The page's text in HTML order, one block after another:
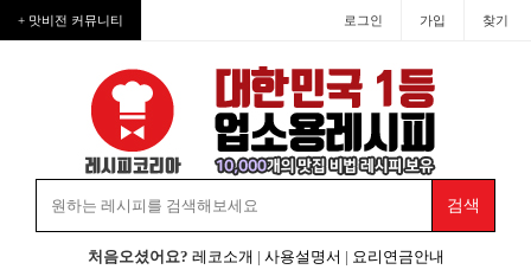
+ 맛비전 커뮤니티 로그인 가입 찾기
처음오셨어요? 레코소개 | 사용설명서 | 요리연금안내